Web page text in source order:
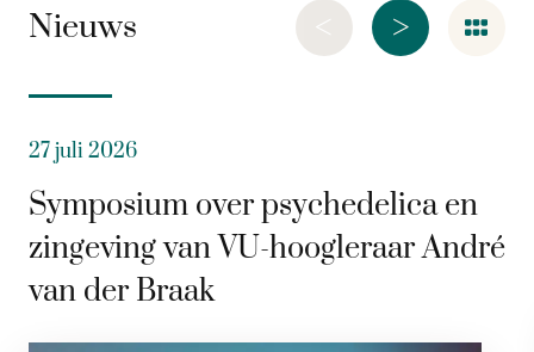
Nieuws >
<
27 juli 2026
Symposium over psychedelica en
zingeving van VU-hoogleraar André
van der Braak